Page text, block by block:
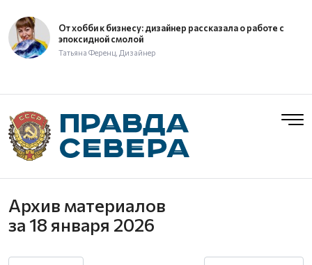
От хобби к бизнесу: дизайнер рассказала о работе с
эпоксидной смолой
Татьяна Ференц, Дизайнер
Архив материалов
за 18 января 2026